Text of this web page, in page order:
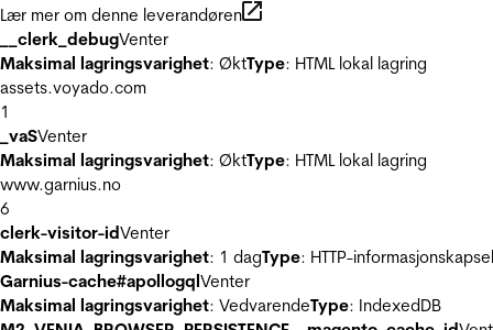
Lær mer om denne leverandøren
__clerk_debugVenter
Maksimal lagringsvarighet: ØktType: HTML lokal lagring
assets.voyado.com
1
_vaSVenter
Maksimal lagringsvarighet: ØktType: HTML lokal lagring
www.garnius.no
6
clerk-visitor-idVenter
Maksimal lagringsvarighet: 1 dagType: HTTP-informasjonskapsel
Garnius-cache#apollogqlVenter
Maksimal lagringsvarighet: VedvarendeType: IndexedDB